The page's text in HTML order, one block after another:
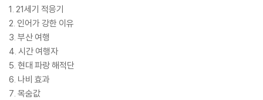
1. 21세기 적응기
2. 인어가 강한 이유
3. 부산 여행
4. 시간 여행자
5. 현대 파랑 해적단
6. 나비 효과
7. 목숨값